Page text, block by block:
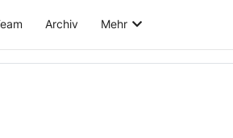
Archiv Mehr